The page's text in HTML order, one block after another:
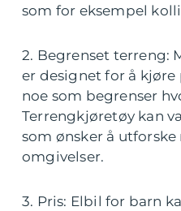
som for eksempel
2. Begrenset terreng:
er designet for å kjøre
noe som begrenser
Terrengkjøretøy kan
som ønsker å
omgivelser.
3. Pris: Elbil for barn